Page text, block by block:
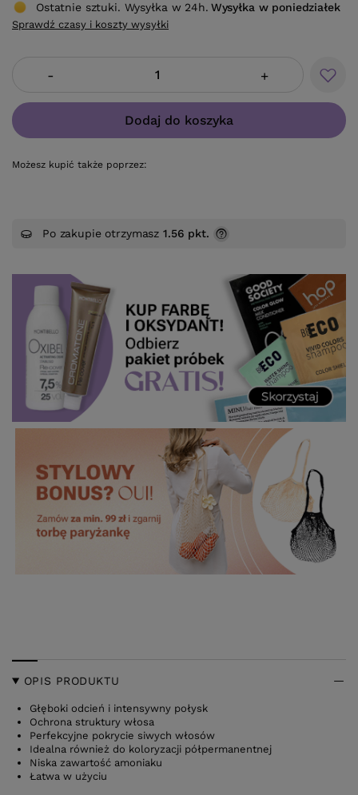
- +
Dodaj do koszyka
Możesz kupić także poprzez:
Ostatnie sztuki. Wysyłka w 24h. Wysyłka w poniedziałek
Sprawdź czasy i koszty wysyłki
Po zakupie otrzymasz1.56 pkt.
OPIS PRODUKTU
Głęboki odcień i intensywny połysk
Ochrona struktury włosa
Perfekcyjne pokrycie siwych włosów
Idealna również do koloryzacji półpermanentnej
Niska zawartość amoniaku
Łatwa w użyciu